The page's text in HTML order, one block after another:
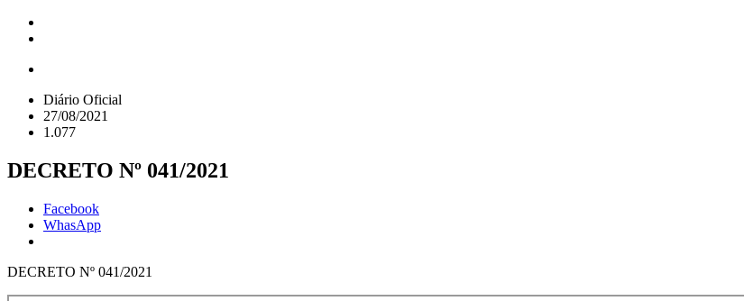
Diário Oficial
27/08/2021
1.077
DECRETO Nº 041/2021
Facebook
WhasApp
DECRETO Nº 041/2021